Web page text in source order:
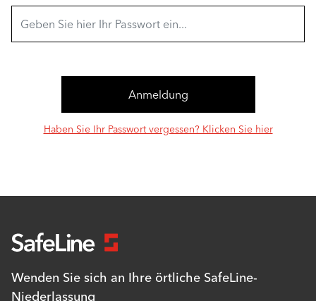
Haben Sie Ihr Passwort vergessen? Klicken Sie hier
Wenden Sie sich an Ihre örtliche SafeLine-
Niederlassung